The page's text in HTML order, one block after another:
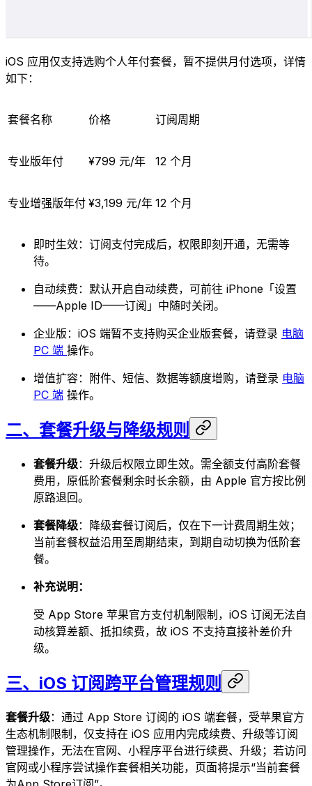
iOS 应用仅支持选购个人年付套餐，暂不提供月付选项，详情
如下：
套餐名称 价格 订阅周期
专业版年付 ¥799 元/年 12 个月
专业增强版年付 ¥3,199 元/年 12 个月
即时生效：订阅支付完成后，权限即刻开通，无需等
待。
自动续费：默认开启自动续费，可前往 iPhone「设置
——Apple ID——订阅」中随时关闭。
企业版：iOS 端暂不支持购买企业版套餐，请登录 电脑
PC 端 操作。
增值扩容：附件、短信、数据等额度增购，请登录 电脑
PC 端 操作。
二、套餐升级与降级规则
套餐升级：升级后权限立即生效。需全额支付高阶套餐
费用，原低阶套餐剩余时长余额，由 Apple 官方按比例
原路退回。
套餐降级：降级套餐订阅后，仅在下一计费周期生效；
当前套餐权益沿用至周期结束，到期自动切换为低阶套
餐。
补充说明：
受 App Store 苹果官方支付机制限制，iOS 订阅无法自
动核算差额、抵扣续费，故 iOS 不支持直接补差价升
级。
三、iOS 订阅跨平台管理规则
套餐升级：通过 App Store 订阅的 iOS 端套餐，受苹果官方
生态机制限制，仅支持在 iOS 应用内完成续费、升级等订阅
管理操作，无法在官网、小程序平台进行续费、升级；若访问
官网或小程序尝试操作套餐相关功能，页面将提示“当前套餐